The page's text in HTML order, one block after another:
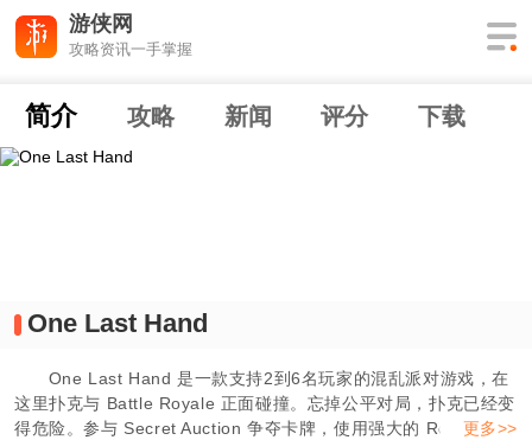
游侠网
攻略资讯一手掌握
简介 攻略 新闻 评分 下载
One Last Hand
One Last Hand 是一款支持2到6名玩家的混乱派对游戏，在
这里扑克与 Battle Royale 正面碰撞。忘掉公平对局，扑克已经变
得危险。参与 Secret Auction 争夺卡牌，使用强大的 Relic 扭转
更多>>